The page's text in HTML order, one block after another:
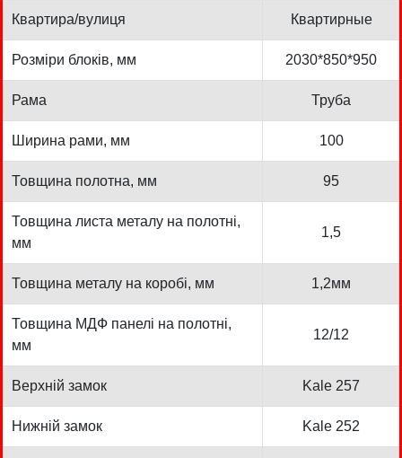
Квартира/вулиця Квартирные
Розміри блоків, мм 2030*850*950
Рама Труба
Ширина рами, мм 100
Товщина полотна, мм 95
Товщина листа металу на полотні,
мм
1,5
Товщина металу на коробі, мм 1,2мм
Товщина МДФ панелі на полотні,
мм
12/12
Верхній замок Kale 257
Нижній замок Kale 252